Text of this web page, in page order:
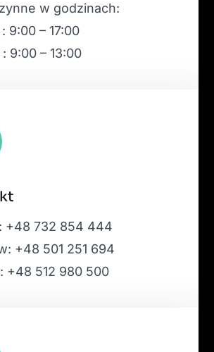
w godzinach:
9:00 – 17:00
9:00 – 13:00
: +48 732 854 444
+48 501 251 694
+48 512 980 500